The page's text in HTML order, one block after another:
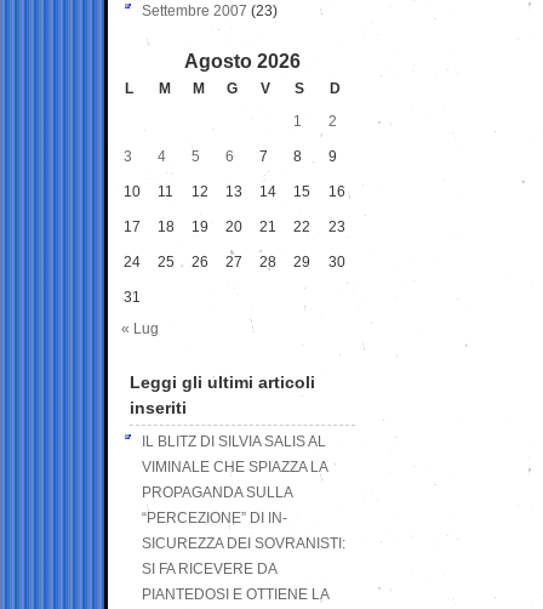
Settembre 2007 (23)
Agosto 2026
L M M G V S
D
1
2
3 4 5 6 7 8 9
10 11 12 13 14 15 16
17 18 19 20 21 22 23
24 25 26 27 28 29 30
31
« Lug
Leggi gli ultimi articoli
inseriti
IL BLITZ DI SILVIA SALIS AL
VIMINALE CHE SPIAZZA LA
PROPAGANDA SULLA
“PERCEZIONE” DI IN-
SICUREZZA DEI SOVRANISTI:
SI FA RICEVERE DA
PIANTEDOSI E OTTIENE LA